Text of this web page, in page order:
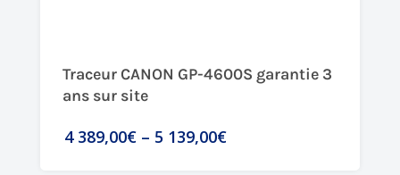
Traceur CANON GP-4600S garantie 3
ans sur site
4 389,00€ – 5 139,00€